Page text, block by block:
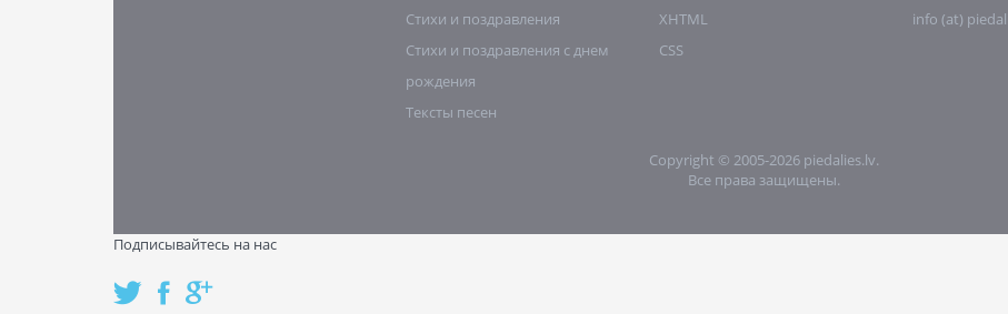
Стихи и поздравления
Стихи и поздравления с днем
рождения
Тексты песен
XHTML
CSS
info (at)
Copyright © 2005-2026 piedalies.lv.
Все права защищены.
Подписывайтесь на нас